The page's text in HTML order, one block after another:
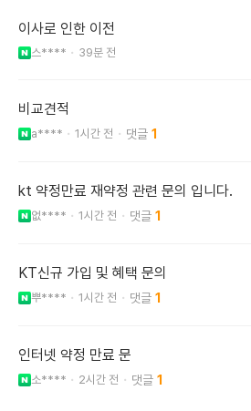
이사로 인한 이전
스**** 39분 전
비교견적
a**** 1시간 전 1
kt 약정만료 재약정 관련 문의 입니다.
없**** 1시간 전 1
KT신규 가입 및 혜택 문의
뿌**** 1시간 전 1
인터넷 약정 만료 문
소**** 2시간 전 1